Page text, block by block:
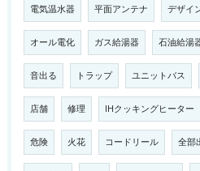
電気温水器 平面アンテナ デザイ
オール電化 ガス給湯器 石油給湯
音出る トラップ ユニットバス
店舗 修理 IHクッキングヒーター
危険 火花 コードリール 全部